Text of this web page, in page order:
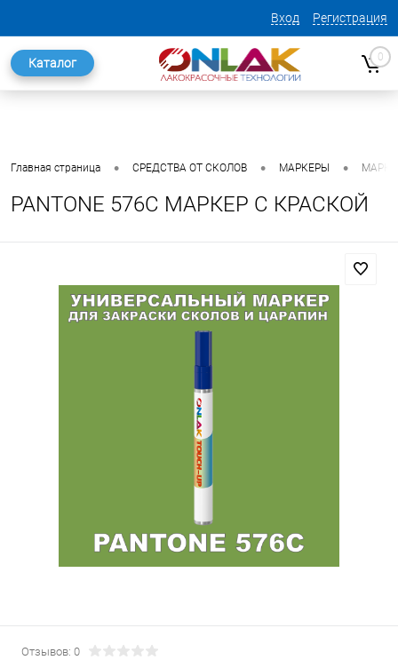
Вход Регистрация
Каталог 0
Главная страница • СРЕДСТВА ОТ СКОЛОВ • МАРКЕРЫ •
PANTONE 576C МАРКЕР С КРАСКОЙ
Отзывов: 0